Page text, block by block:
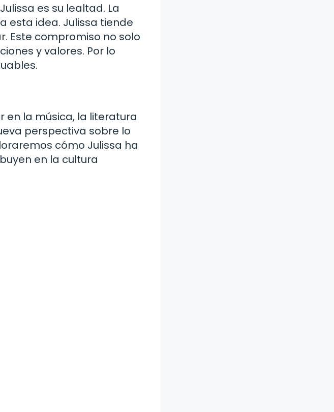
es su lealtad. La
esta idea. Julissa tiende
Este compromiso no solo
y valores. Por lo
en la música, la literatura
perspectiva sobre lo
cómo Julissa ha
en la cultura